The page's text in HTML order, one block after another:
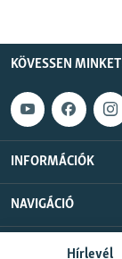
Hírlevél
KÖVESSEN
INFORMÁCIÓK
NAVIGÁCIÓ
Szabad